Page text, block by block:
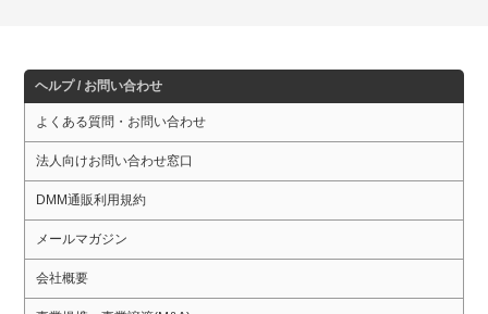
ヘルプ / お問い合わせ
よくある質問・お問い合わせ
法人向けお問い合わせ窓口
DMM通販利用規約
メールマガジン
会社概要